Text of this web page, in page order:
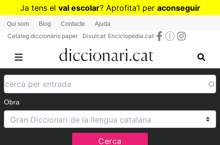
Vés
contingut
Ja tens el val escolar? Aprofita’l per aconseguir
diccionaris per a Primària o Secundària
Qui som Blog Contacte Ajuda
Catàleg diccionaris paper Divulcat Enciclopèdia.cat
Obra
Cerca